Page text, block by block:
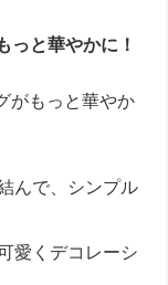
っと華やかに！
がもっと華やか
んで、シンプル
愛くデコレーシ